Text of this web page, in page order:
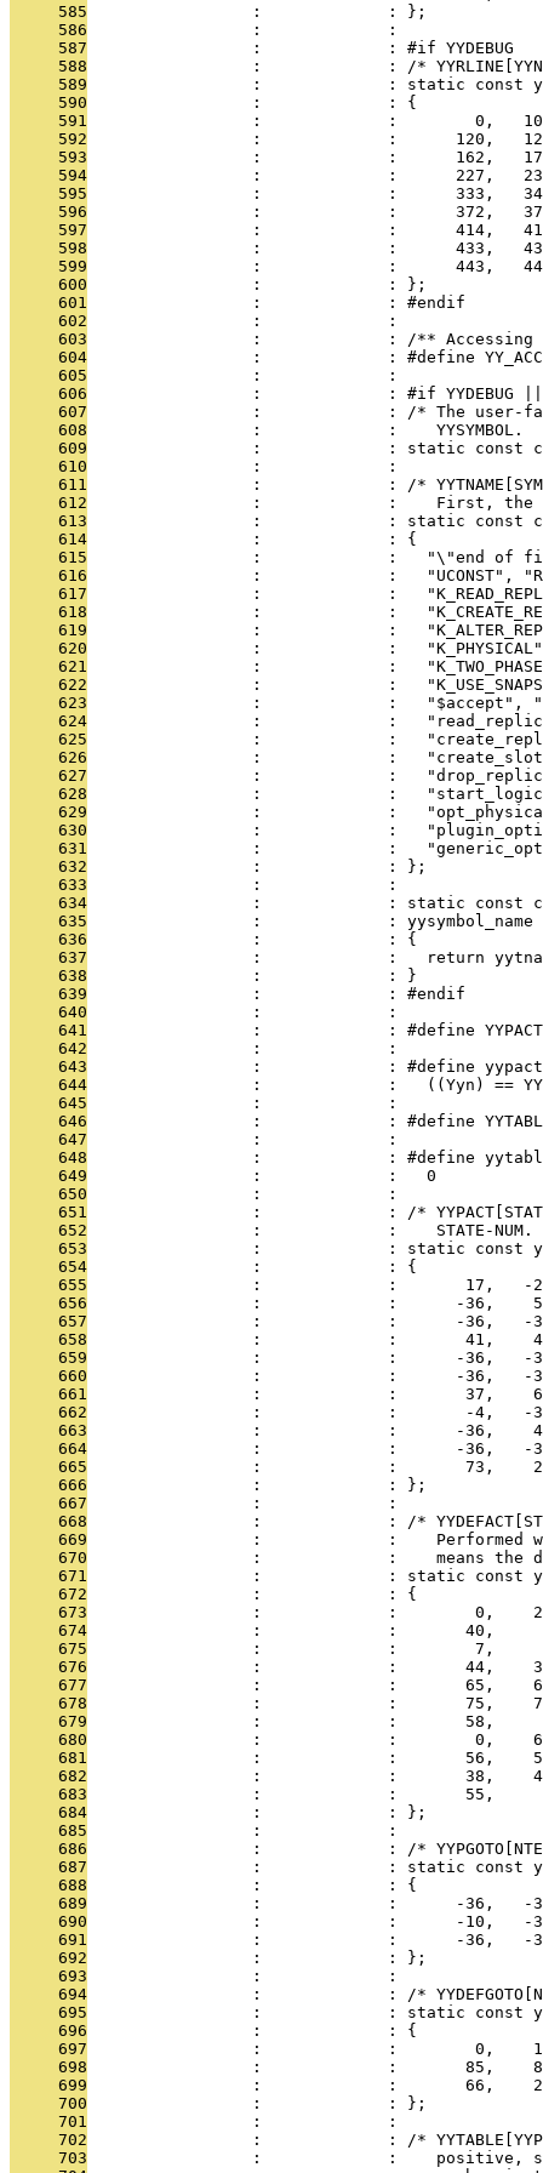
     585
                 :             : };
     586
                 :             :
     587
                 :             : #if YYDEBUG
     588
:             : /*
     589
:             : static const
     590
                 :             : {
     591
:             :        0,
     592
:             :      120,
     593
:             :      162,
     594
:             :      227,
     595
:             :      333,
     596
:             :      372,
     597
:             :      414,
     598
:             :      433,
     599
:             :      443,
     600
                 :             : };
     601
                 :             : #endif
     602
                 :             :
     603
:             : /** Accessing
     604
:             : #define
     605
                 :             :
     606
:             : #if YYDEBUG
     607
:             : /* The user-
     608
:             :    YYSYMBOL.
     609
:             : static const
     610
                 :             :
     611
:             : /*
     612
:             :    First,
     613
:             : static const
     614
                 :             : {
     615
:             :   "\"end of
     616
:             :   "UCONST",
     617
:             :
     618
:             :
     619
:             :
     620
:             :
     621
:             :
     622
:             :
     623
:             :   "$accept",
     624
:             :
     625
:             :
     626
:             :
     627
:             :
     628
:             :
     629
:             :
     630
:             :
     631
:             :
     632
                 :             : };
     633
                 :             :
     634
:             : static const
     635
:             : yysymbol_name
     636
                 :             : {
     637
:             :   return
     638
                 :             : }
     639
                 :             : #endif
     640
                 :             :
     641
:             : #define
     642
                 :             :
     643
:             : #define
     644
:             :   ((Yyn) ==
     645
                 :             :
     646
:             : #define
     647
                 :             :
     648
:             : #define
     649
                 :             :   0
     650
                 :             :
     651
:             : /*
     652
:             :    STATE-NUM.
     653
:             : static const
     654
                 :             : {
     655
:             :       17,
     656
:             :      -36,
     657
:             :      -36,
     658
:             :       41,
     659
:             :      -36,
     660
:             :      -36,
     661
:             :       37,
     662
:             :       -4,
     663
:             :      -36,
     664
:             :      -36,
     665
:             :       73,
     666
                 :             : };
     667
                 :             :
     668
:             : /*
     669
:             :    Performed
     670
:             :    means the
     671
:             : static const
     672
                 :             : {
     673
:             :        0,
     674
:             :       40,
     675
:             :        7,
     676
:             :       44,
     677
:             :       65,
     678
:             :       75,
     679
:             :       58,
     680
:             :        0,
     681
:             :       56,
     682
:             :       38,
     683
:             :       55,
     684
                 :             : };
     685
                 :             :
     686
:             : /*
     687
:             : static const
     688
                 :             : {
     689
:             :      -36,
     690
:             :      -10,
     691
:             :      -36,
     692
                 :             : };
     693
                 :             :
     694
:             : /*
     695
:             : static const
     696
                 :             : {
     697
:             :        0,
     698
:             :       85,
     699
:             :       66,
     700
                 :             : };
     701
                 :             :
     702
:             : /*
     703
:             :    positive,